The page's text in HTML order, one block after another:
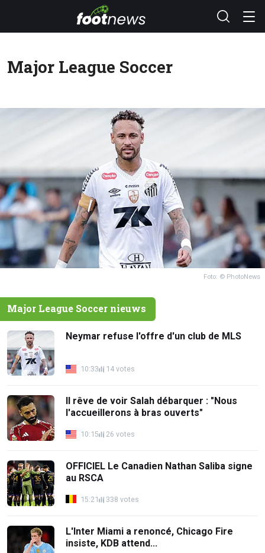
Major League Soccer
Foto: © PhotoNews
Major League Soccer nieuws
Neymar refuse l'offre d'un club de MLS
10:33 14 votes
Il rêve de voir Salah débarquer : "Nous
l'accueillerons à bras ouverts"
10:15 26 votes
OFFICIEL Le Canadien Nathan Saliba signe
au RSCA
15:21 338 votes
L'Inter Miami a renoncé, Chicago Fire
insiste, KDB attend...